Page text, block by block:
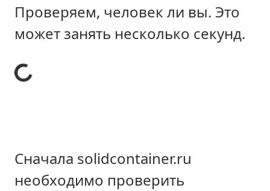
Проверяем, человек ли вы. Это
может занять несколько секунд.
Сначала solidcontainer.ru
необходимо проверить